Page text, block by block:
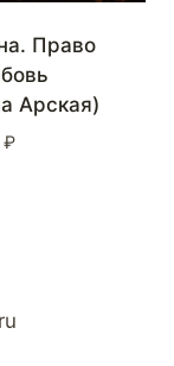
Право
Арская)
₽